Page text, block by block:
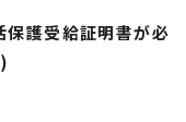
保護受給証明書が必